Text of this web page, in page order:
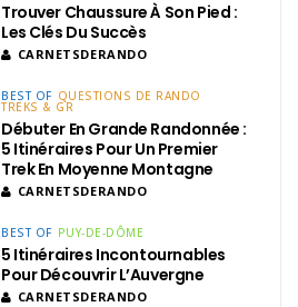
Trouver Chaussure À Son Pied :
Les Clés Du Succès
CARNETSDERANDO
BEST OF QUESTIONS DE RANDO
TREKS & GR
Débuter En Grande Randonnée :
5 Itinéraires Pour Un Premier
Trek En Moyenne Montagne
CARNETSDERANDO
BEST OF PUY-DE-DÔME
5 Itinéraires Incontournables
Pour Découvrir L’Auvergne
CARNETSDERANDO